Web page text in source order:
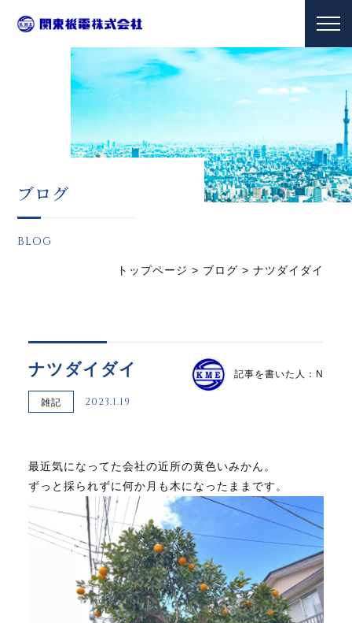
ブログ
BLOG
トップページ > ブログ >ナツダイダイ
ナツダイダイ
雑記 2023.1.19
記事を書いた人：N
最近気になってた会社の近所の黄色いみかん。
ずっと採られずに何か月も木になったままです。